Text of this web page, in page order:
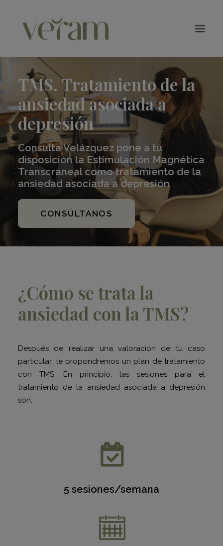
Qué Tratamos
Conócenos
Blog
Contacto
Citas
Buscar
TMS. Tratamiento de la
ansiedad asociada a
depresión
Consulta Velázquez pone a tu
disposición la Estimulación Magnética
Transcraneal como tratamiento de la
ansiedad asociada a depresión
CONSÚLTANOS
¿Cómo se trata la
ansiedad con la TMS?
Después de realizar una valoración de tu caso
particular, te propondremos un plan de tratamiento
con TMS. En principio, las sesiones para el
tratamiento de la ansiedad asociada a depresión
son:
5 sesiones/semana